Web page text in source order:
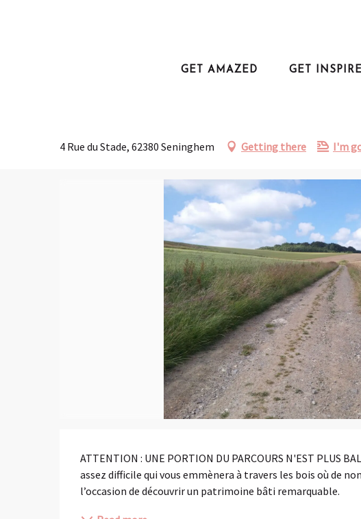
GET AMAZED GET
4 Rue du Stade, 62380 Seninghem Getting there I'm
ATTENTION : UNE PORTION DU PARCOURS N'EST PLUS
assez difficile qui vous emmènera à travers les bois où de
l’occasion de découvrir un patrimoine bâti remarquable.